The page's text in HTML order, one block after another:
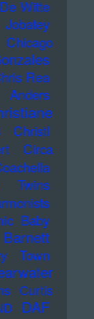
Witte
Chicago
Rea
Christl
Circa
Twins
Baby
Town
Curtis
DAF